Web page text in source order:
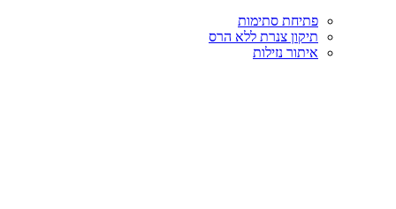
פתיחת סתימות
תיקון צנרת ללא הרס
איתור נזילות